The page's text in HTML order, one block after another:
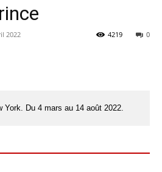
2022 0
4219
York. Du 4 mars au 14 août 2022.